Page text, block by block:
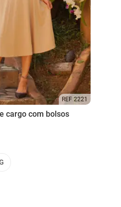
REF 2221
cargo com bolsos